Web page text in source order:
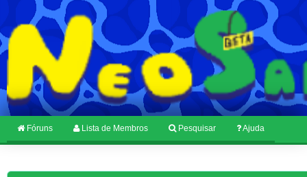
Fóruns Lista de Membros Pesquisar Ajuda